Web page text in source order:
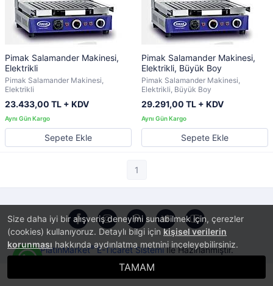
Size daha iyi bir alışveriş deneyimi sunabilmek için, çerezler
(cookies) kullanıyoruz. Detaylı bilgi içinkişisel verilerin
korunması hakkında aydınlatma metnini inceleyebilirsiniz.
TAMAM
Pimak Salamander Makinesi,
Elektrikli
Pimak Salamander Makinesi,
Elektrikli
23.433,00 TL + KDV
Sepete Ekle
Pimak Salamander Makinesi,
Elektrikli, Büyük Boy
Pimak Salamander Makinesi,
Elektrikli, Büyük Boy
29.291,00 TL + KDV
Sepete Ekle
1
PlatinMarket®E-Ticaret Sistemiİle Hazırlanmıştır.